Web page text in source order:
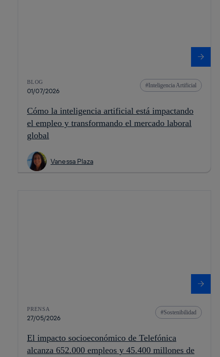
BLOG
01/07/2026
Inteligencia Artificial
Cómo la inteligencia artificial está impactando
el empleo y transformando el mercado laboral
global
Vanessa Plaza
PRENSA
27/05/2026
Sostenibilidad
El impacto socioeconómico de Telefónica
alcanza 652.000 empleos y 45.400 millones de